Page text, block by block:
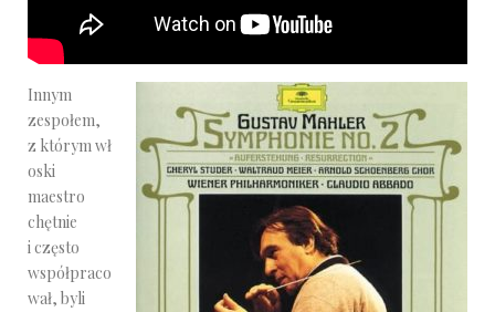
Innym
zespołem,
z którym wł
oski
maestro
chętnie
i często
współpraco
wał, byli